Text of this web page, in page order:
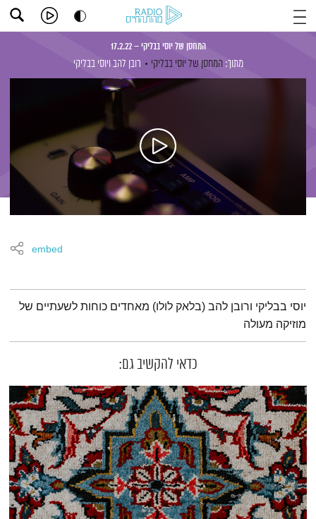
המחסן של יוסי בבליקי – 17.2.22
מתוך: המחסן של יוסי בבליקי רובן להב ויוסי בבליקי
embed
תמצית הפודקאסט
יוסי בבליקי ורובן להב (בלאק לולו) מאחדים כוחות לשעתיים של
מוזיקה מעולה
כדאי להקשיב גם: